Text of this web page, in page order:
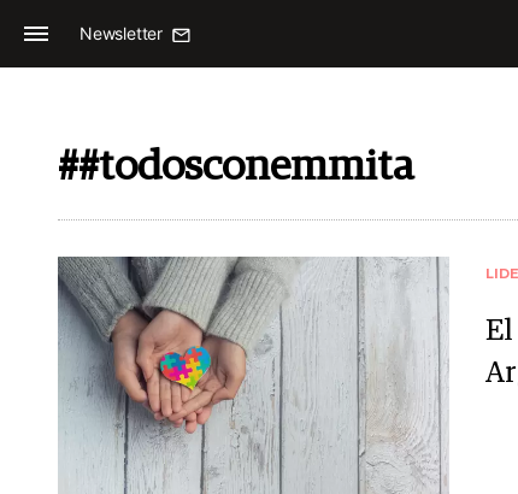
Newsletter
##todosconemmita